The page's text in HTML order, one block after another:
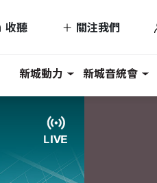
收聽 關注我們
新城動力 新城音統會